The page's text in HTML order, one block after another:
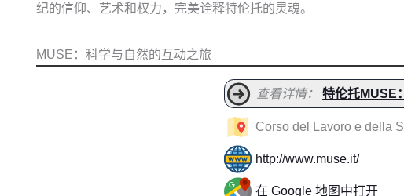
纪的信仰、艺术和权力，完美诠释特伦托的灵魂。
MUSE：科学与自然的互动之旅
查看详情： 特伦托MUSE
Corso del Lavoro e della
http://www.muse.it/
在 Google 地图中打开